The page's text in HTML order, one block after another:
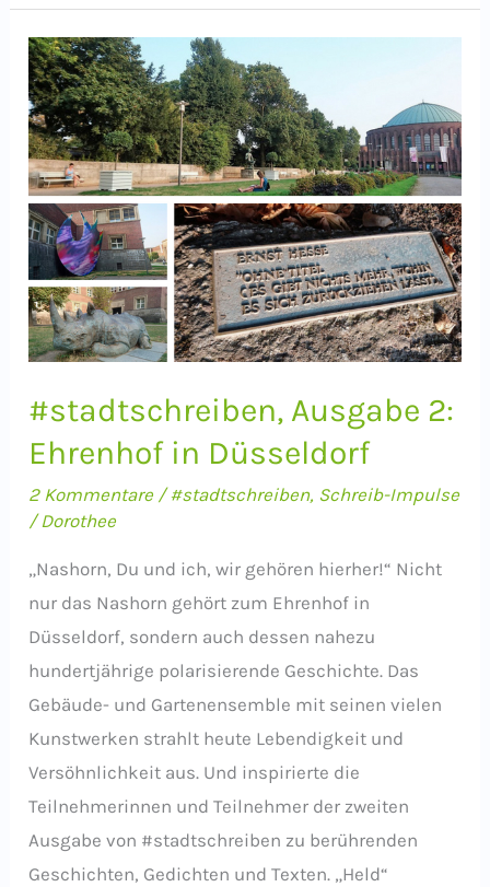
Dein
heiliger
Ort
#stadtschreiben, Ausgabe 2:
Ehrenhof in Düsseldorf
2 Kommentare /#stadtschreiben, Schreib-Impulse
/Dorothee
„Nashorn, Du und ich, wir gehören hierher!“ Nicht
nur das Nashorn gehört zum Ehrenhof in
Düsseldorf, sondern auch dessen nahezu
hundertjährige polarisierende Geschichte. Das
Gebäude- und Gartenensemble mit seinen vielen
Kunstwerken strahlt heute Lebendigkeit und
Versöhnlichkeit aus. Und inspirierte die
Teilnehmerinnen und Teilnehmer der zweiten
Ausgabe von #stadtschreiben zu berührenden
Geschichten, Gedichten und Texten. „Held“